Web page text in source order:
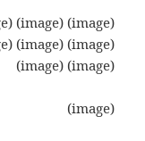
(image) (image)
(image)